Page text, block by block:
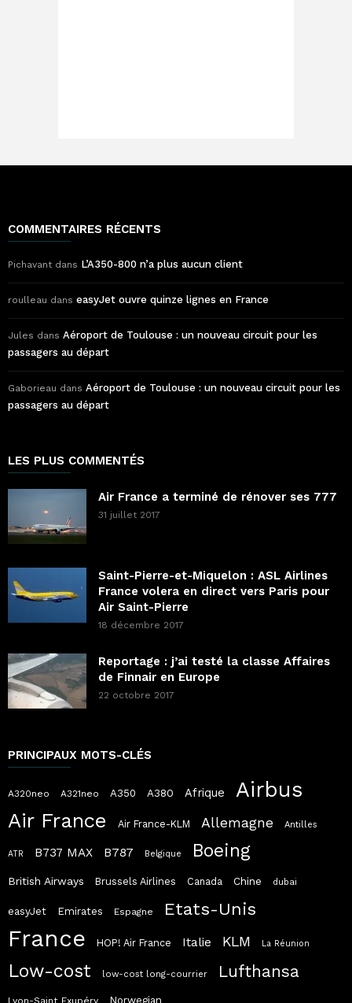
COMMENTAIRES RÉCENTS
Pichavant dans L’A350-800 n’a plus aucun client
roulleau dans easyJet ouvre quinze lignes en France
Jules dans Aéroport de Toulouse : un nouveau circuit pour les
passagers au départ
Gaborieau dans Aéroport de Toulouse : un nouveau circuit pour les
passagers au départ
LES PLUS COMMENTÉS
Air France a terminé de rénover ses 777
31 juillet 2017
Saint-Pierre-et-Miquelon : ASL Airlines
France volera en direct vers Paris pour
Air Saint-Pierre
18 décembre 2017
Reportage : j’ai testé la classe Affaires
de Finnair en Europe
22 octobre 2017
PRINCIPAUX MOTS-CLÉS
A320neo A321neo A350 A380 Afrique Airbus
Air France Air France-KLM Allemagne Antilles
ATR B737 MAX B787 Belgique Boeing
British Airways Brussels Airlines Canada Chine dubai
easyJet Emirates Espagne Etats-Unis
France HOP! Air France Italie KLM La Réunion
Low-cost low-cost long-courrier Lufthansa
Lyon-Saint Exupéry Norwegian